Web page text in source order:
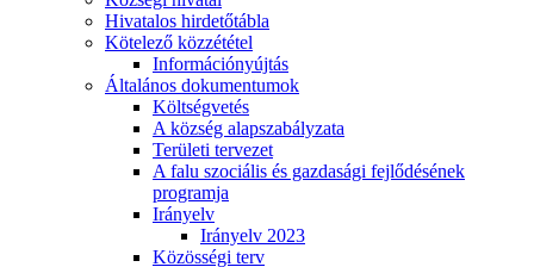
Hivatalos hirdetőtábla
Kötelező közzététel
Információnyújtás
Általános dokumentumok
Költségvetés
A község alapszabályzata
Területi tervezet
A falu szociális és gazdasági fejlődésének
programja
Irányelv
Irányelv 2023
Közösségi terv